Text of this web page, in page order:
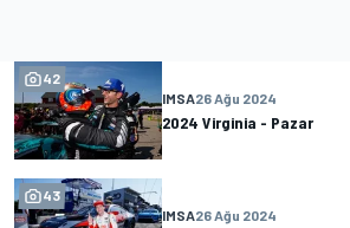
42
IMSA26 Ağu 2024
2024 Virginia - Pazar
43
IMSA26 Ağu 2024